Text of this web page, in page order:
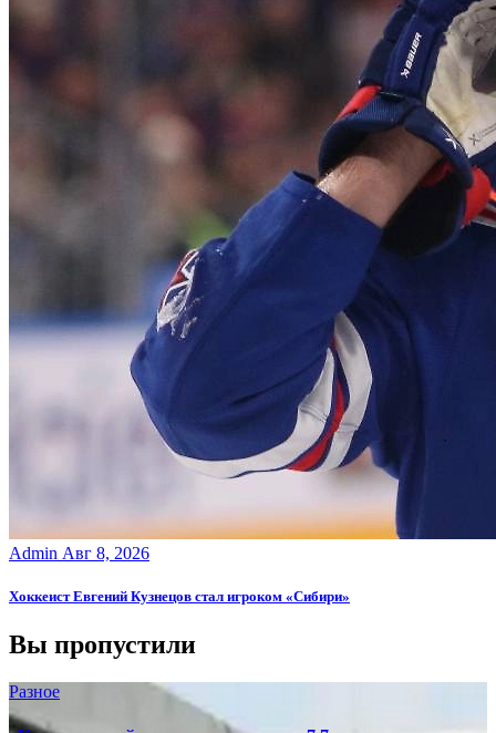
Admin Авг 8, 2026
Хоккеист Евгений Кузнецов стал игроком «Сибири»
Вы пропустили
Разное